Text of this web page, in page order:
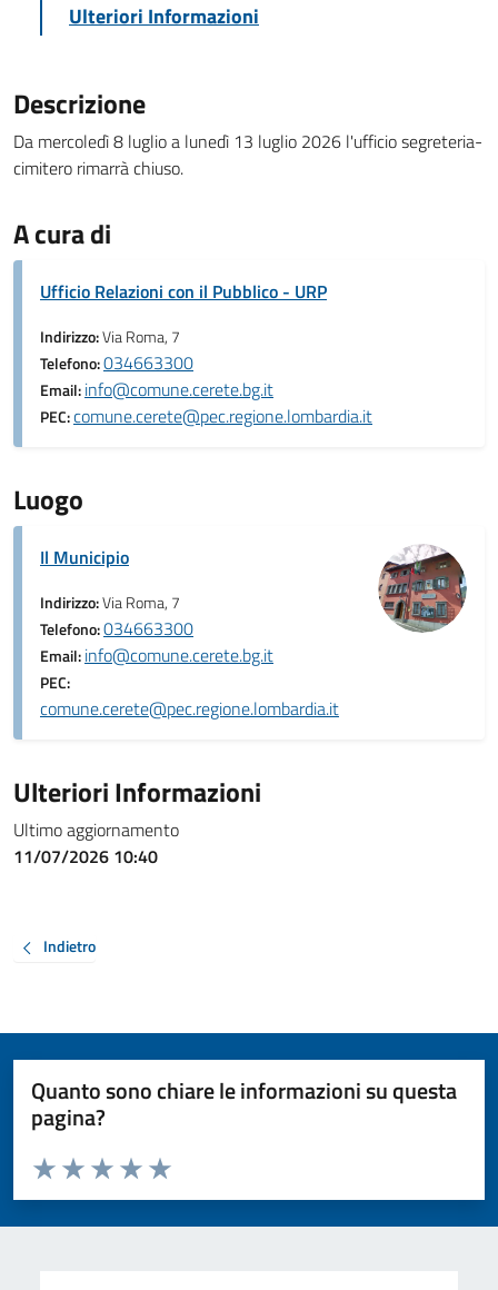
Ulteriori Informazioni
Descrizione
Da mercoledì 8 luglio a lunedì 13 luglio 2026 l'ufficio segreteria-
cimitero rimarrà chiuso.
A cura di
Ufficio Relazioni con il Pubblico - URP
Indirizzo:Via Roma, 7
Telefono:034663300
Email:info@comune.cerete.bg.it
PEC:comune.cerete@pec.regione.lombardia.it
Luogo
Il Municipio
Indirizzo:Via Roma, 7
Telefono:034663300
Email:info@comune.cerete.bg.it
PEC:
comune.cerete@pec.regione.lombardia.it
Ulteriori Informazioni
Ultimo aggiornamento
11/07/2026 10:40
Indietro
Quanto sono chiare le informazioni su questa
pagina?
Valuta da 1 a 5 stelle la pagina
Valuta 5 stelle su 5
Valuta 4 stelle su 5
Valuta 3 stelle su 5
Valuta 2 stelle su 5
Valuta 1 stelle su 5